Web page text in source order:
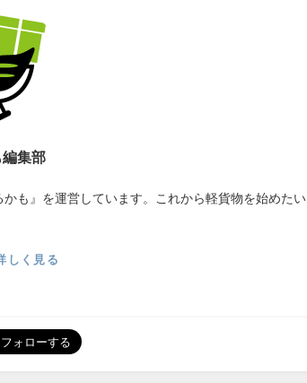
集部
も』を運営しています。これから軽貨物を始めたい
しく見る